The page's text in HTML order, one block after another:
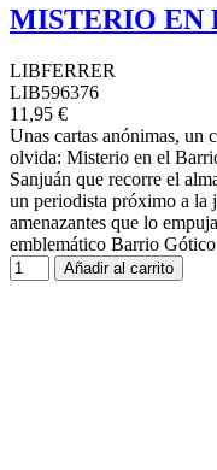
MISTERIO EN
LIBFERRER
LIB596376
11,95 €
Unas cartas anónimas, un
olvida: Misterio en el
Sanjuán que recorre el
un periodista próximo a la
amenazantes que lo
emblemático Barrio
Añadir al carrito